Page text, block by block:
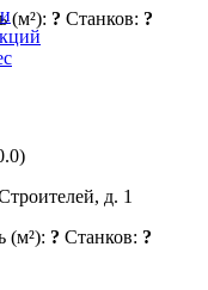
(м²): ? Станков: ?
д. 1
(м²): ? Станков: ?